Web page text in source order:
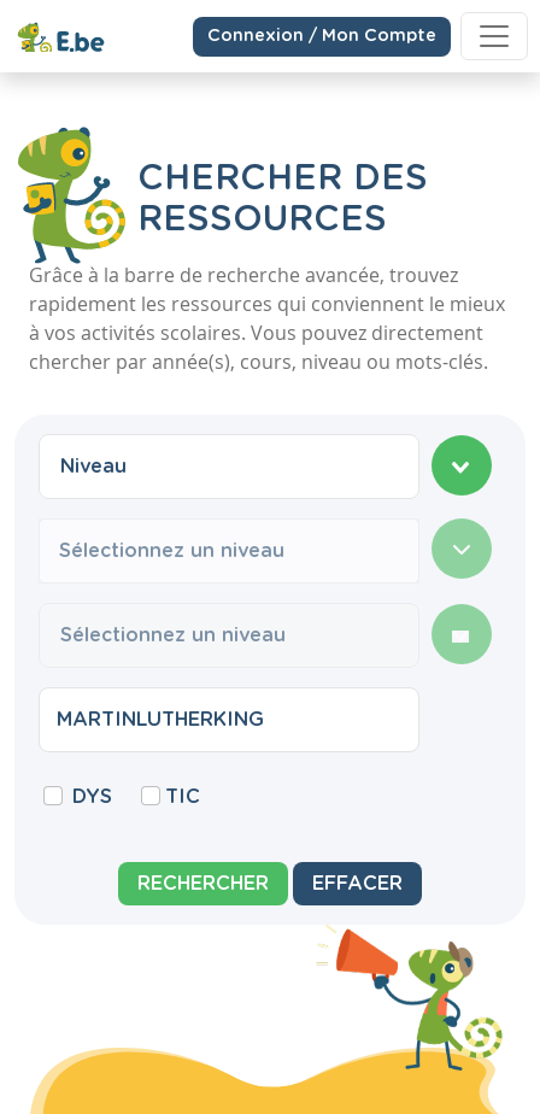
Connexion / Mon Compte
CHERCHER DES
RESSOURCES
Grâce à la barre de recherche avancée, trouvez
rapidement les ressources qui conviennent le mieux
à vos activités scolaires. Vous pouvez directement
chercher par année(s), cours, niveau ou mots-clés.
Sélectionnez un niveau
DYS TIC
RECHERCHER EFFACER